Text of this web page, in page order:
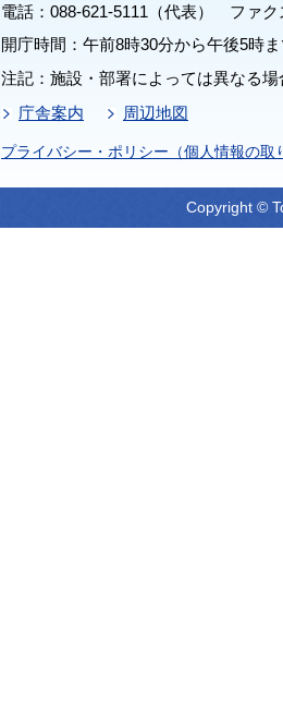
電話：088-621-5111（代表） ファク
開庁時間：午前8時30分から午後5時
注記：施設・部署によっては異なる
庁舎案内
周辺地図
プライバシー・ポリシー（個人情報の取
Copyright ©